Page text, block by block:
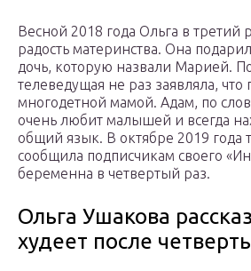
Весной 2018 года Ольга в третий
радость материнства. Она
дочь, которую назвали Марией.
телеведущая не раз заявляла, что
многодетной мамой. Адам, по
очень любит малышей и всегда
общий язык. В октябре 2019 года
сообщила подписчикам своего
беременна в четвертый раз.
Ольга Ушакова
худеет после